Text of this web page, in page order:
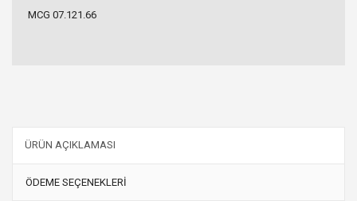
MCG 07.121.66
ÜRÜN AÇIKLAMASI
ÖDEME SEÇENEKLERİ